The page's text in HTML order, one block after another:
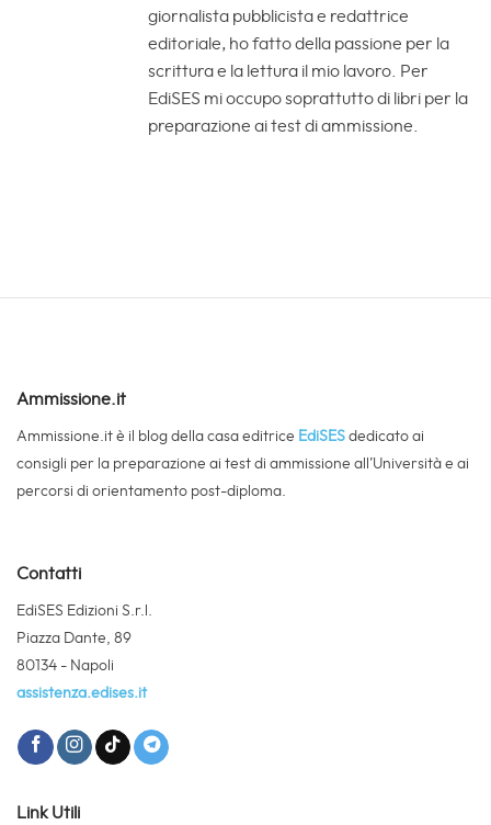
giornalista pubblicista e redattrice
editoriale, ho fatto della passione per la
scrittura e la lettura il mio lavoro. Per
EdiSES mi occupo soprattutto di libri per la
preparazione ai test di ammissione.
Ammissione.it
Ammissione.it è il blog della casa editrice EdiSES dedicato ai
consigli per la preparazione ai test di ammissione all’Università e ai
percorsi di orientamento post-diploma.
Contatti
EdiSES Edizioni S.r.l.
Piazza Dante, 89
80134 - Napoli
assistenza.edises.it
Link Utili